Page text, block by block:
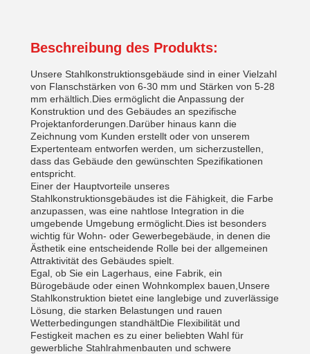
Beschreibung des Produkts:
Unsere Stahlkonstruktionsgebäude sind in einer Vielzahl
von Flanschstärken von 6-30 mm und Stärken von 5-28
mm erhältlich.Dies ermöglicht die Anpassung der
Konstruktion und des Gebäudes an spezifische
Projektanforderungen.Darüber hinaus kann die
Zeichnung vom Kunden erstellt oder von unserem
Expertenteam entworfen werden, um sicherzustellen,
dass das Gebäude den gewünschten Spezifikationen
entspricht.
Einer der Hauptvorteile unseres
Stahlkonstruktionsgebäudes ist die Fähigkeit, die Farbe
anzupassen, was eine nahtlose Integration in die
umgebende Umgebung ermöglicht.Dies ist besonders
wichtig für Wohn- oder Gewerbegebäude, in denen die
Ästhetik eine entscheidende Rolle bei der allgemeinen
Attraktivität des Gebäudes spielt.
Egal, ob Sie ein Lagerhaus, eine Fabrik, ein
Bürogebäude oder einen Wohnkomplex bauen,Unsere
Stahlkonstruktion bietet eine langlebige und zuverlässige
Lösung, die starken Belastungen und rauen
Wetterbedingungen standhältDie Flexibilität und
Festigkeit machen es zu einer beliebten Wahl für
gewerbliche Stahlrahmenbauten und schwere